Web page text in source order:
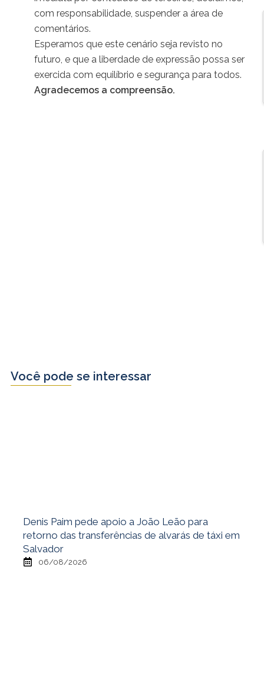
com responsabilidade, suspender a área de
comentários.
Esperamos que este cenário seja revisto no
futuro, e que a liberdade de expressão possa ser
exercida com equilíbrio e segurança para todos.
Agradecemos a compreensão.
Você pode se interessar
Denis Paim pede apoio a João Leão para
retorno das transferências de alvarás de táxi em
Salvador
06/08/2026